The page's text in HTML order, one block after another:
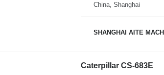
China, Shanghai
SHANGHAI AITE
Caterpillar CS-683E